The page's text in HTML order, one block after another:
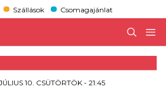
Szállások Csomagajánlat
10. CSÜTÖRTÖK - 21:45